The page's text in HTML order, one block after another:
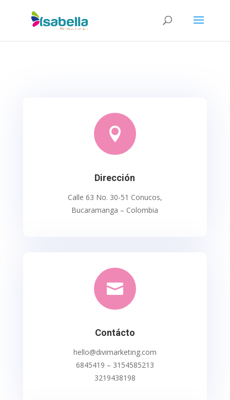

Dirección
Calle 63 No. 30-51 Conucos,
Bucaramanga – Colombia

Contácto
hello@divimarketing.com
6845419 – 3154585213
3219438198